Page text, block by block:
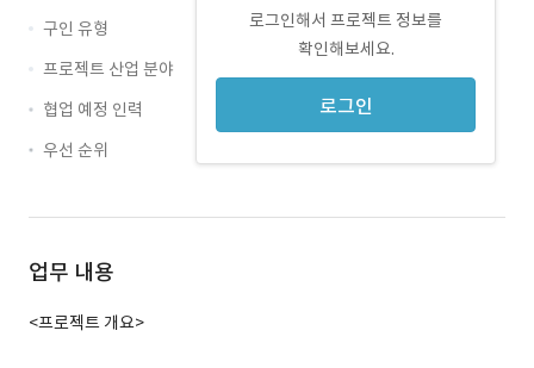
로그인해서 프로젝트 정보를
확인해보세요.
로그인
구인 유형
프로젝트 산업 분야
협업 예정 인력
우선 순위
업무 내용
<프로젝트 개요>